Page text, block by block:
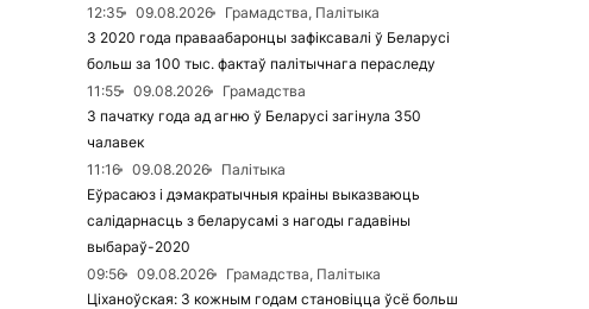
12:35 09.08.2026
Грамадства, Палітыка
З 2020 года праваабаронцы зафіксавалі ў Беларусі
больш за 100 тыс. фактаў палітычнага пераследу
11:55
09.08.2026
Грамадства
З пачатку года ад агню ў Беларусі загінула 350
чалавек
11:16
09.08.2026
Палітыка
Еўрасаюз і дэмакратычныя краіны выказваюць
салідарнасць з беларусамі з нагоды гадавіны
выбараў-2020
09:56
09.08.2026
Грамадства, Палітыка
Ціханоўская: З кожным годам становіцца ўсё больш